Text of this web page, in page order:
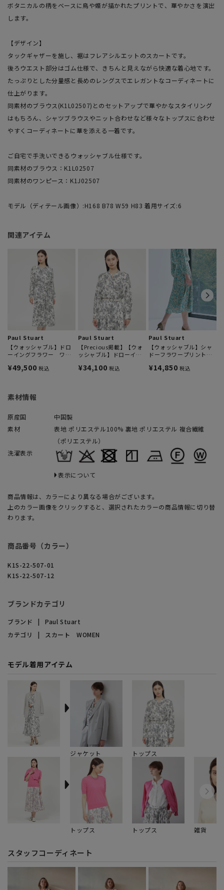
ボタニカルの柄をベースに鳥や蝶が描かれたプリントで、華やかさを演出
します。
【デザイン】
タックギャザーを施し、裾はフレアシルエットのスカートです。
後ろウエスト部分はゴム仕様で、きちんと見えながら快適な着心地です。
たっぷりとした分量感と長めのレングスでエレガントなコーディネートに
仕上がります。
同素材のブラウス(K1L02507)とのセットアップで華やかなスタイリング
はもちろん、シャツブラウスやニット合わせなど様々なトップスに合わせ
やすくコーディネートに華を添える一着です。
ご自宅で手洗いできるウォッシャブル仕様です。
同素材のブラウス：K1L02507
同素材のワンピース：K1J02507
モデル（ディテール画像）:H168 B78 W59 H83 着用サイズ:6
関連アイテム
Paul Stuart
【ウォッシャブル】ドロ
ーイングフラワー ワン
¥49,500 税込
Paul Stuart
【Precious掲載】【ウォ
ッシャブル】ドローイン
¥34,100 税込
Paul Stuart
【ウォッシャブル】シャ
ドーフラワープリント
¥14,850 税込
素材情報
原産国
中国製
素材
表地 ポリエステル100% 裏地 ポリエステル 複合繊維
（ポリエステル）
洗濯表示
表示について
商品情報は、カラーにより異なる場合がございます。
上のカラー画像をクリックすると、選択されたカラーの商品情報に切り替
わります。
商品番号（カラー）
K1S-22-507-01
K1S-22-507-12
ブランドカテゴリ
ブランド
Paul Stuart
カテゴリ
スカート WOMEN
モデル着用アイテム
ジャケット トップス
トップス トップス 雑貨
スタッフコーディネート